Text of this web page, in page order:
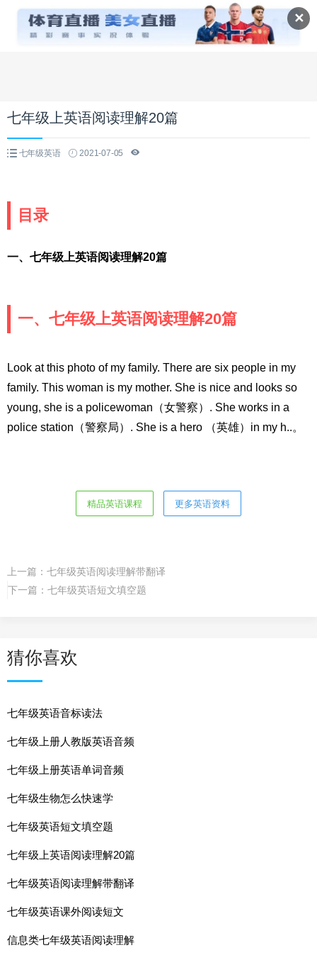
✕
七年级上英语阅读理解20篇
七年级英语 2021-07-05
目录
一、七年级上英语阅读理解20篇
一、七年级上英语阅读理解20篇
Look at this photo of my family. There are six people in my
family. This woman is my mother. She is nice and looks so
young, she is a policewoman（女警察）. She works in a
police station（警察局）. She is a hero （英雄）in my h..。
精品英语课程 更多英语资料
上一篇： 七年级英语阅读理解带翻译
下一篇： 七年级英语短文填空题
猜你喜欢
七年级英语音标读法
七年级上册人教版英语音频
七年级上册英语单词音频
七年级生物怎么快速学
七年级英语短文填空题
七年级上英语阅读理解20篇
七年级英语阅读理解带翻译
七年级英语课外阅读短文
信息类七年级英语阅读理解